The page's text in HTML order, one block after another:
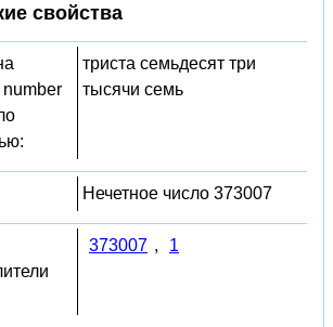
свойства
number
триста семьдесят три
тысячи семь
Нечетное число 373007
373007 , 1